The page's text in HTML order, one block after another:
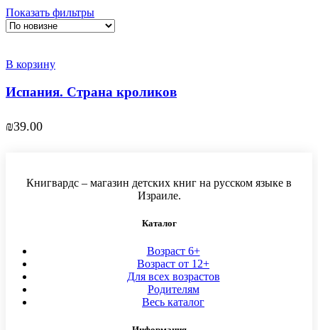
Показать фильтры
В корзину
Испания. Страна кроликов
₪39.00
Книгвардс – магазин детских книг на русском языке в
Израиле.
Каталог
Возраст 6+
Возраст от 12+
Для всех возрастов
Родителям
Весь каталог